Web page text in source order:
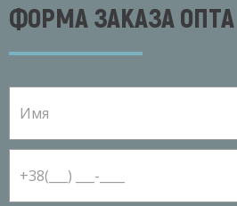
ФОРМА ЗАКАЗА ОПТА